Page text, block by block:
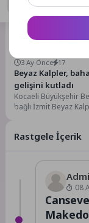
Kültür & Sanat
3 Ay Önce 17
Beyaz Kalpler,
gelişini kutladı
Kocaeli Büyükşehir
bağlı İzmit Beyaz
Rastgele İçerik
08